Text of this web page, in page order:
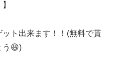
ト出来ます！！(無料で貰
う😆)